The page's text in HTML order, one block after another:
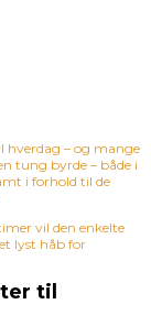
– og mange
tung byrde – både i
i forhold til de
vil den enkelte
lyst håb for
til